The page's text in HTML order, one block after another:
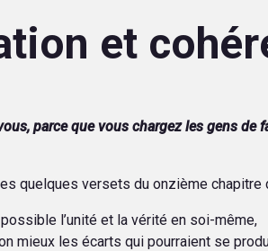
et
parce que vous chargez les gens
quelques versets du onzième chapitre
l’unité et la vérité en soi-même,
mieux les écarts qui pourraient se